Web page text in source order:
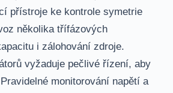
přístroje ke kontrole symetrie
několika třífázových
i zálohování zdroje.
vyžaduje pečlivé řízení, aby
monitorování napětí a